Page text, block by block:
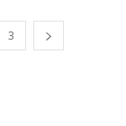
3